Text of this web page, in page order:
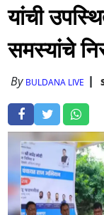
यांची
समस्यांचे
By BULDANA LIVE